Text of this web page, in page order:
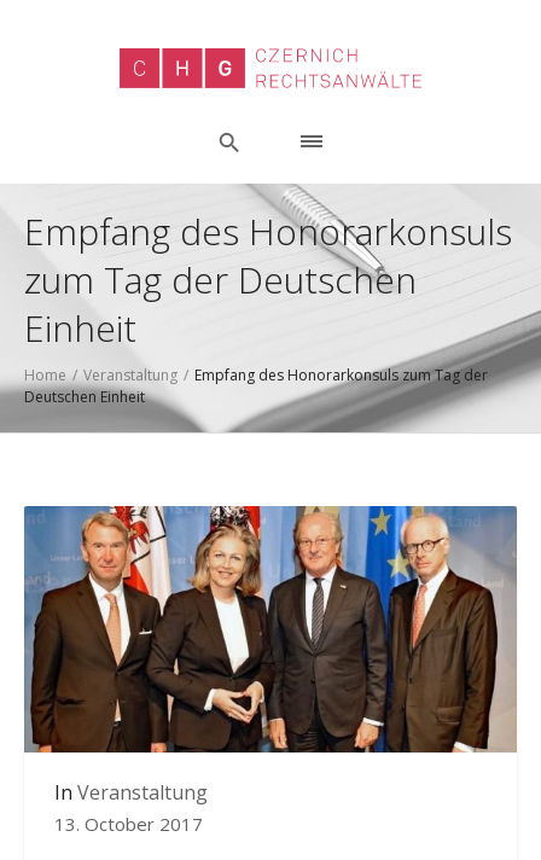
Empfang des Honorarkonsuls
zum Tag der Deutschen
Einheit
Home / Veranstaltung / Empfang des Honorarkonsuls zum Tag der
Deutschen Einheit
In Veranstaltung
13. October 2017